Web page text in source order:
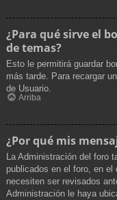
¿Para qué sirve el
de temas?
Esto le permitirá guardar
más tarde. Para recargar
de Usuario.
Arriba
¿Por qué mis
La Administración del foro
publicados en el foro, en
necesiten ser revisados
Administración le haya